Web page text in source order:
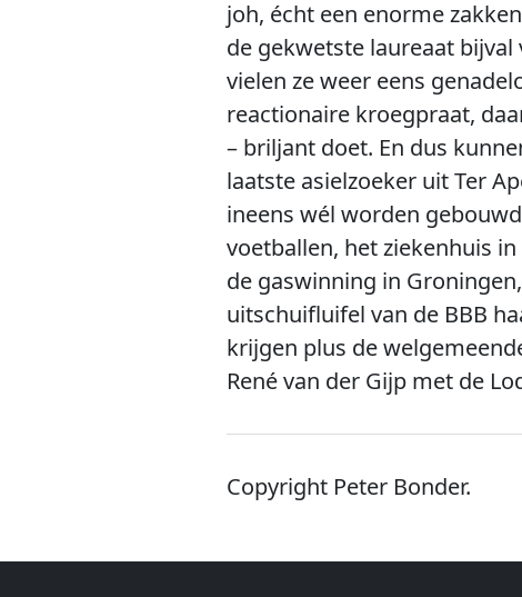
joh, écht een enorme
de gekwetste laureaat
vielen ze weer eens
reactionaire kroegpraat,
– briljant doet. En dus
laatste asielzoeker uit Ter
ineens wél worden
voetballen, het ziekenhuis
de gaswinning in
uitschuifluifel van de BBB
krijgen plus de
René van der Gijp met de
Copyright Peter Bonder.